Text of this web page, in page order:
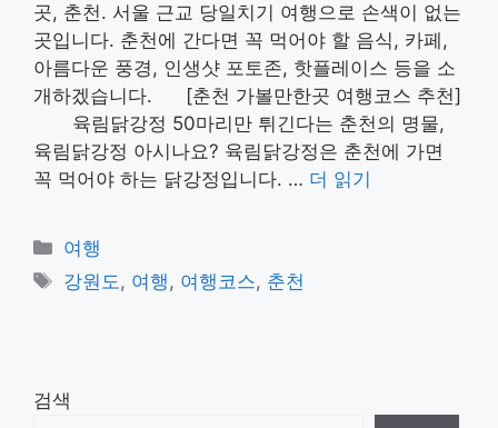
곳, 춘천. 서울 근교 당일치기 여행으로 손색이 없는
곳입니다. 춘천에 간다면 꼭 먹어야 할 음식, 카페,
아름다운 풍경, 인생샷 포토존, 핫플레이스 등을 소
개하겠습니다. [춘천 가볼만한곳 여행코스 추천]
육림닭강정 50마리만 튀긴다는 춘천의 명물,
육림닭강정 아시나요? 육림닭강정은 춘천에 가면
꼭 먹어야 하는 닭강정입니다. … 더 읽기
카
테
여행
태
강원도, 여행, 여행코스, 춘천
검색